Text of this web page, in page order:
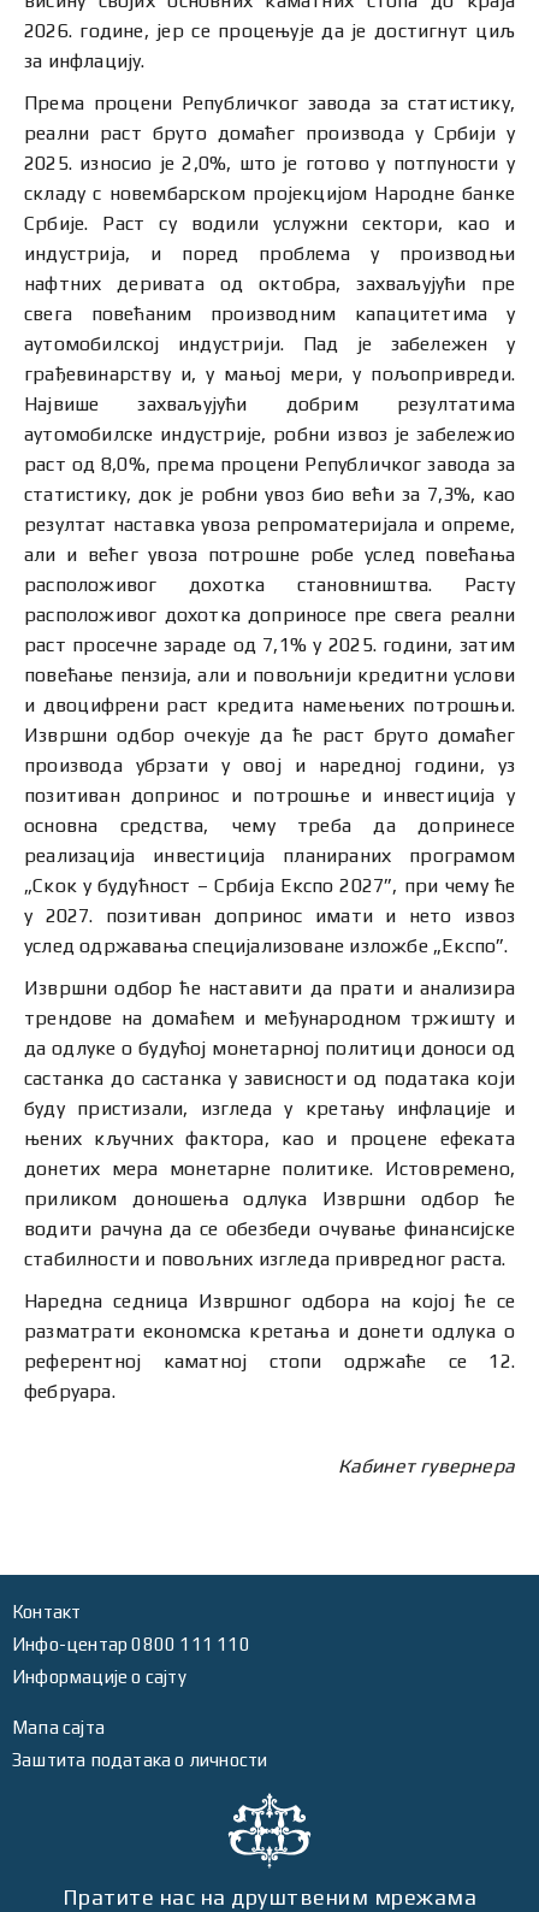
2026. године, јер се процењује да је достигнут циљ
за инфлацију.
Према процени Републичког завода за статистику,
реални раст бруто домаћег производа у Србији у
2025. износио је 2,0%, што је готово у потпуности у
складу с новембарском пројекцијом Народне банке
Србије. Раст су водили услужни сектори, као и
индустрија, и поред проблема у производњи
нафтних деривата од октобра, захваљујући пре
свега повећаним производним капацитетима у
аутомобилској индустрији. Пад је забележен у
грађевинарству и, у мањој мери, у пољопривреди.
Највише захваљујући добрим резултатима
аутомобилске индустрије, робни извоз је забележио
раст од 8,0%, према процени Републичког завода за
статистику, док је робни увоз био већи за 7,3%, као
резултат наставка увоза репроматеријала и опреме,
али и већег увоза потрошне робе услед повећања
расположивог дохотка становништва. Расту
расположивог дохотка доприносе пре свега реални
раст просечне зараде од 7,1% у 2025. години, затим
повећање пензија, али и повољнији кредитни услови
и двоцифрени раст кредита намењених потрошњи.
Извршни одбор очекује да ће раст бруто домаћег
производа убрзати у овој и наредној години, уз
позитиван допринос и потрошње и инвестиција у
основна средства, чему треба да допринесе
реализација инвестиција планираних програмом
„Скок у будућност – Србија Експо 2027”, при чему ће
у 2027. позитиван допринос имати и нето извоз
услед одржавања специјализоване изложбе „Експо”.
Извршни одбор ће наставити да прати и анализира
трендове на домаћем и међународном тржишту и
да одлуке о будућој монетарној политици доноси од
састанка до састанка у зависности од података који
буду пристизали, изгледа у кретању инфлације и
њених кључних фактора, као и процене ефеката
донетих мера монетарне политике. Истовремено,
приликом доношења одлука Извршни одбор ће
водити рачуна да се обезбеди очување финансијске
стабилности и повољних изгледа привредног раста.
Наредна седница Извршног одбора на којој ће се
разматрати економска кретања и донети одлука о
референтној каматној стопи одржаће се 12.
фебруара.
Кабинет гувернера
Контакт
Инфо-центар 0800 111 110
Информације о сајту
Мапа сајта
Заштита података о личности
Пратите нас на друштвеним мрежама